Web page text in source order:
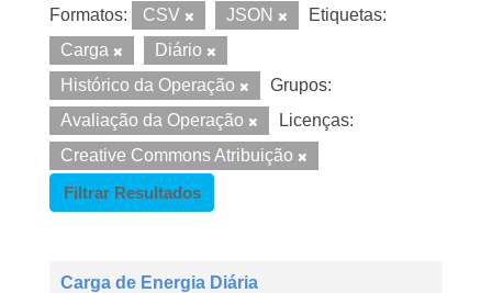
Formatos: CSV JSON
Etiquetas:
Carga
Diário
Histórico da Operação
Grupos:
Avaliação da Operação
Licenças:
Creative Commons Atribuição
Filtrar Resultados
Carga de Energia Diária